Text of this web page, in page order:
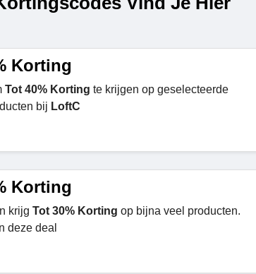
Korting
Tot 40% Korting te krijgen op geselecteerde
bij LoftC
Korting
krijg Tot 30% Korting op bijna veel producten.
deze deal